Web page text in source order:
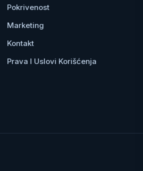
Pokrivenost
Marketing
Kontakt
Prava I Uslovi Korišćenja